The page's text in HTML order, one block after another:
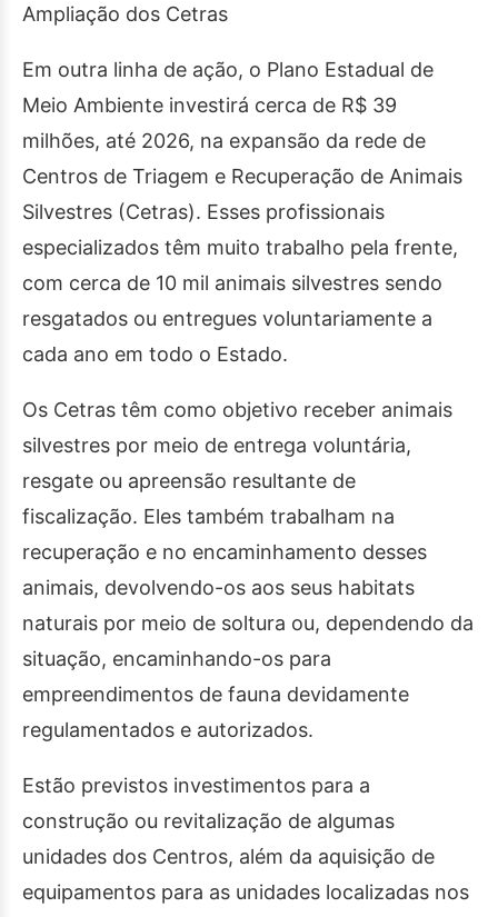
Ampliação dos Cetras
Em outra linha de ação, o Plano Estadual de
Meio Ambiente investirá cerca de R$ 39
milhões, até 2026, na expansão da rede de
Centros de Triagem e Recuperação de Animais
Silvestres (Cetras). Esses profissionais
especializados têm muito trabalho pela frente,
com cerca de 10 mil animais silvestres sendo
resgatados ou entregues voluntariamente a
cada ano em todo o Estado.
Os Cetras têm como objetivo receber animais
silvestres por meio de entrega voluntária,
resgate ou apreensão resultante de
fiscalização. Eles também trabalham na
recuperação e no encaminhamento desses
animais, devolvendo-os aos seus habitats
naturais por meio de soltura ou, dependendo da
situação, encaminhando-os para
empreendimentos de fauna devidamente
regulamentados e autorizados.
Estão previstos investimentos para a
construção ou revitalização de algumas
unidades dos Centros, além da aquisição de
equipamentos para as unidades localizadas nos